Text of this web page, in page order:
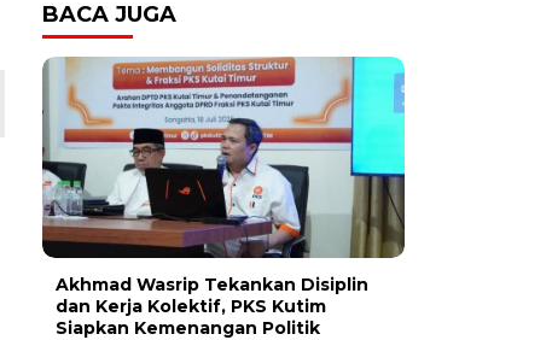
BACA JUGA
Akhmad Wasrip Tekankan Disiplin
dan Kerja Kolektif, PKS Kutim
Siapkan Kemenangan Politik